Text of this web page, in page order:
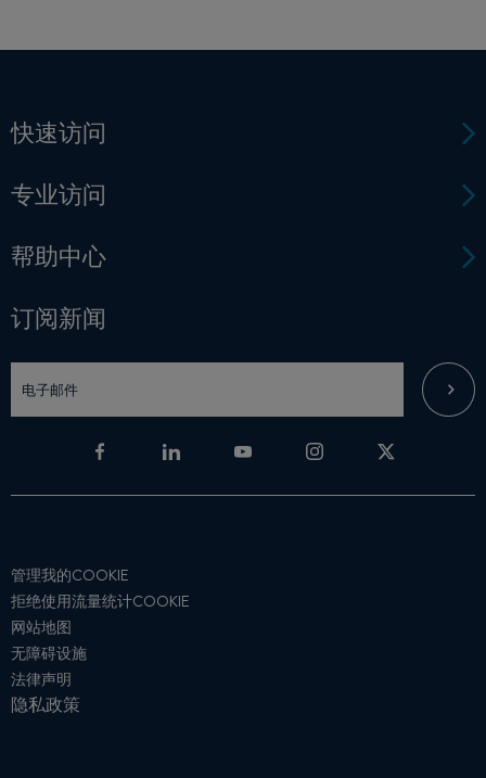
快速访问
专业访问
帮助中心
订阅新闻
管理我的COOKIE
拒绝使用流量统计COOKIE
网站地图
无障碍设施
法律声明
隐私政策